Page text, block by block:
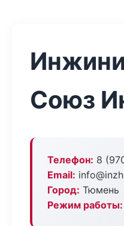
Союз
Телефон: 8
Email:
Город: Тюмень
Режим работы: